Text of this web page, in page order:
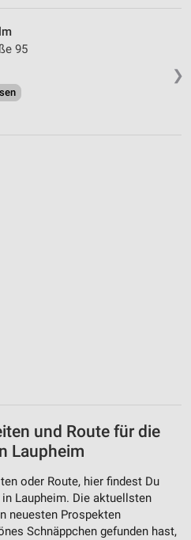
❯
95
und Route für die
Laupheim
oder Route, hier findest Du
Laupheim. Die aktuellsten
neuesten Prospekten
Schnäppchen gefunden hast,